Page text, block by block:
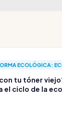
ECOLÓGICA:
tu tóner
el ciclo de la